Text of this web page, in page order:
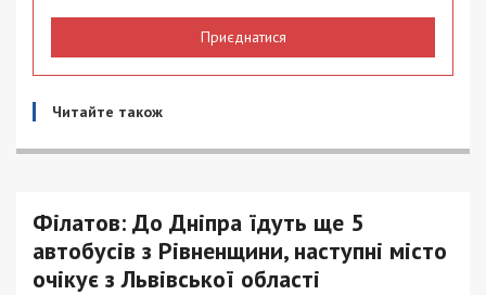
Приєднатися
Читайте також
Філатов: До Дніпра їдуть ще 5
автобусів з Рівненщини, наступні місто
очікує з Львівської області